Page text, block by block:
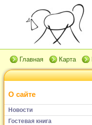
Главная Карта
О сайте
Новости
Гостевая книга